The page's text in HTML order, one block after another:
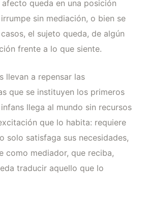
queda en una posición
sin mediación, o bien se
el sujeto queda, de algún
frente a lo que siente.
llevan a repensar las
que se instituyen los primeros
llega al mundo sin recursos
que lo habita: requiere
solo satisfaga sus necesidades,
como mediador, que reciba,
traducir aquello que lo